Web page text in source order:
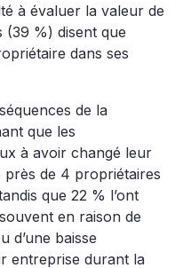
à évaluer la valeur de
%) disent que
dans ses
de la
que les
à avoir changé leur
près de 4 propriétaires
que 22 % l’ont
en raison de
d’une baisse
entreprise durant la